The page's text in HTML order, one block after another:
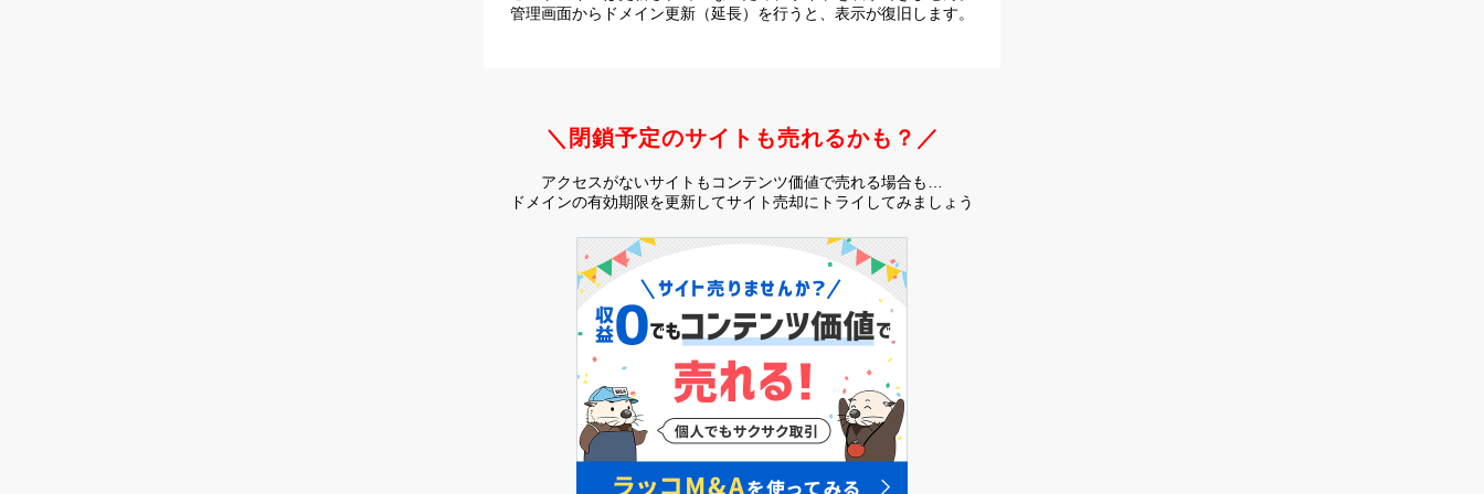
管理画面からドメイン更新（延長）を行うと、 表示が復旧します。
＼閉鎖予定のサイトも売れるかも？／
アクセスがないサイトもコンテンツ価値で売れる場合も…
ドメインの有効期限を更新してサイト売却にトライしてみましょう